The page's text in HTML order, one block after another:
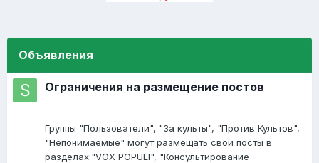
Объявления
Ограничения на размещение постов
Группы "Пользователи", "За культы", "Против Культов",
"Непонимаемые" могут размещать свои посты в
разделах:"VOX POPULI", "Консультирование